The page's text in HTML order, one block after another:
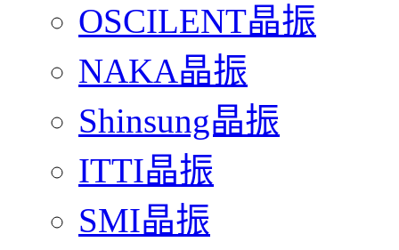
OSCILENT晶振
NAKA晶振
Shinsung晶振
ITTI晶振
SMI晶振